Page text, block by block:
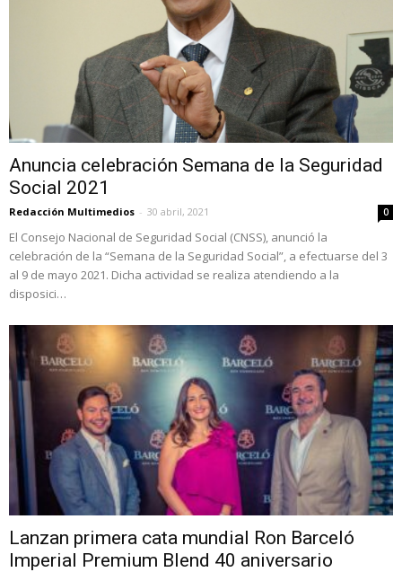
Anuncia celebración Semana de la Seguridad
Social 2021
Redacción Multimedios - 30 abril, 2021 0
El Consejo Nacional de Seguridad Social (CNSS), anunció la
celebración de la “Semana de la Seguridad Social”, a efectuarse del 3
al 9 de mayo 2021. Dicha actividad se realiza atendiendo a la
disposici…
Lanzan primera cata mundial Ron Barceló
Imperial Premium Blend 40 aniversario